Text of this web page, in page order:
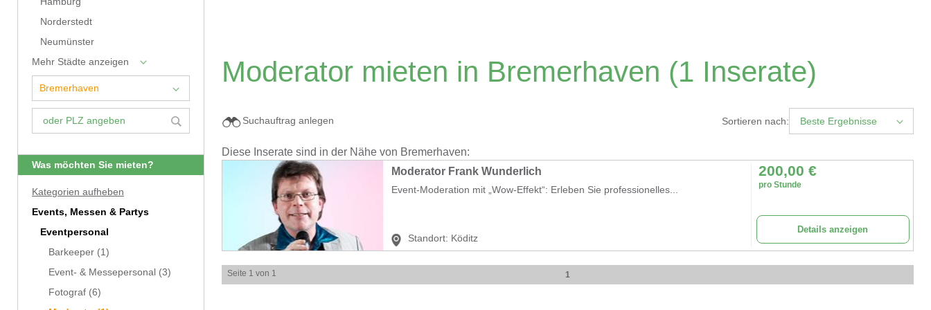
Norderstedt
Neumünster
Mehr Städte anzeigen
Was möchten Sie mieten?
Kategorien aufheben
Events, Messen & Partys
Eventpersonal
Barkeeper (1)
Event- & Messepersonal (3)
Fotograf (6)
Moderator mieten in Bremerhaven (1 Inserate)
Sortieren nach: Beste Ergebnisse
Suchauftrag anlegen
Diese Inserate sind in der Nähe von Bremerhaven:
Moderator Frank Wunderlich
Event-Moderation mit „Wow-Effekt“: Erleben Sie professionelles...
Standort: Köditz
200,00 €
pro Stunde
Details anzeigen
Seite 1 von 1 1